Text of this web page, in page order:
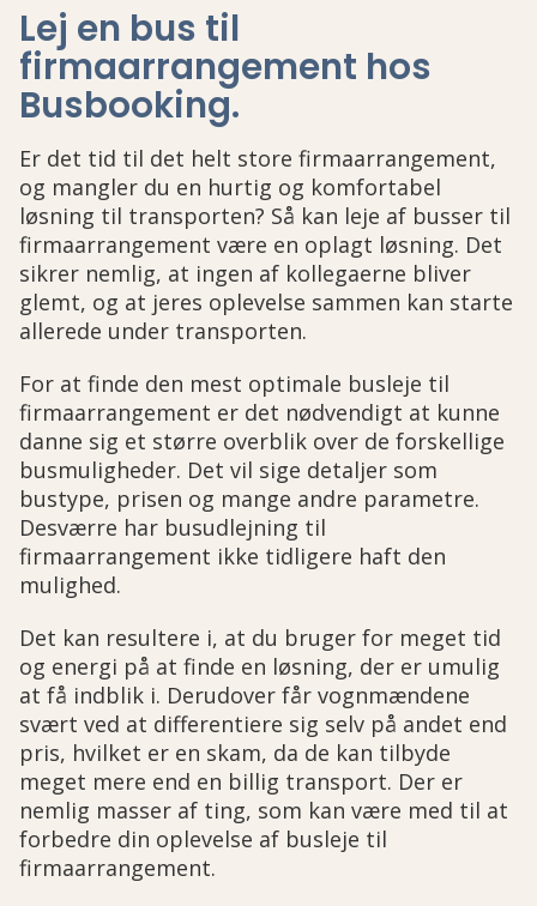
Lej en bus til
firmaarrangement hos
Busbooking.
Er det tid til det helt store firmaarrangement,
og mangler du en hurtig og komfortabel
løsning til transporten? Så kan leje af busser til
firmaarrangement være en oplagt løsning. Det
sikrer nemlig, at ingen af kollegaerne bliver
glemt, og at jeres oplevelse sammen kan starte
allerede under transporten.
For at finde den mest optimale busleje til
firmaarrangement er det nødvendigt at kunne
danne sig et større overblik over de forskellige
busmuligheder. Det vil sige detaljer som
bustype, prisen og mange andre parametre.
Desværre har busudlejning til
firmaarrangement ikke tidligere haft den
mulighed.
Det kan resultere i, at du bruger for meget tid
og energi på at finde en løsning, der er umulig
at få indblik i. Derudover får vognmændene
svært ved at differentiere sig selv på andet end
pris, hvilket er en skam, da de kan tilbyde
meget mere end en billig transport. Der er
nemlig masser af ting, som kan være med til at
forbedre din oplevelse af busleje til
firmaarrangement.